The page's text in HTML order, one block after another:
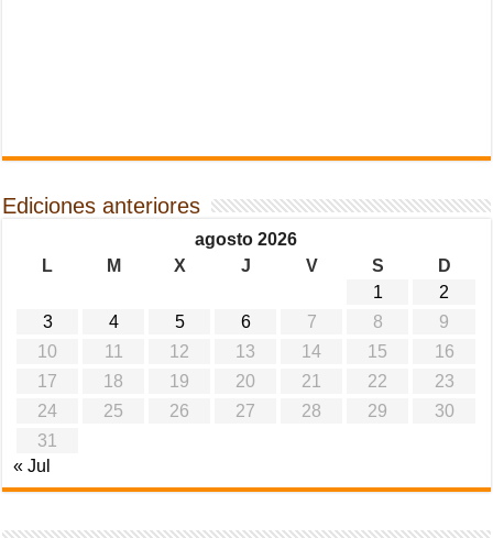
Ediciones anteriores
agosto 2026
L
M X J V S
D
1
2
3
4 5 6 7 8
9
10
11 12 13 14 15
16
17
18 19 20 21 22
23
24
25 26 27 28 29
30
31
« Jul